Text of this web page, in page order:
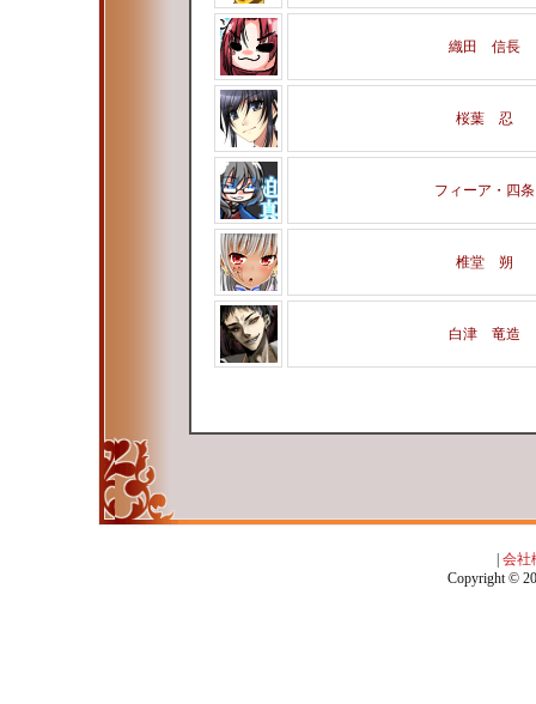
織田 信長
桜葉 忍
フィーア・四条
椎堂 朔
白津 竜造
会社
Copyright ©